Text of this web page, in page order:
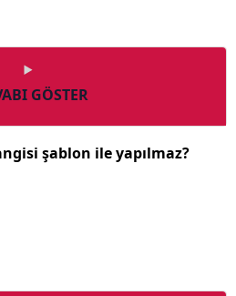
GÖSTER
şablon ile yapılmaz?